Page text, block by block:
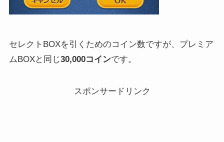
セレクトBOXを引くためのコイン数ですが、プレミア
ムBOXと同じ30,000コインです。
スポンサードリンク